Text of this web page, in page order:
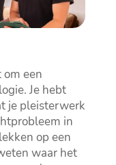
een
Je hebt
je pleisterwerk
in
op een
waar het